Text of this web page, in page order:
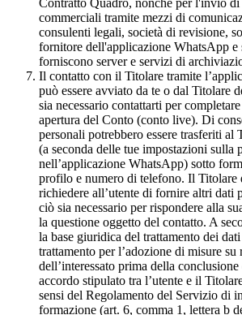
Contratto Quadro, nonché per l'invio
commerciali tramite mezzi di
consulenti legali, società di revisione,
fornitore dell'applicazione WhatsApp e
forniscono server e servizi di
Il contatto con il Titolare tramite
può essere avviato da te o dal Titolare
sia necessario contattarti per
apertura del Conto (conto live). Di
personali potrebbero essere trasferiti al
(a seconda delle tue impostazioni sulla
nell’applicazione WhatsApp) sotto
profilo e numero di telefono. Il Titolare
richiedere all’utente di fornire altri dati
ciò sia necessario per rispondere alla
la questione oggetto del contatto. A
la base giuridica del trattamento dei dati
trattamento per l’adozione di misure su
dell’interessato prima della
accordo stipulato tra l’utente e il
sensi del Regolamento del Servizio di
formazione (art. 6, comma 1, lettera b